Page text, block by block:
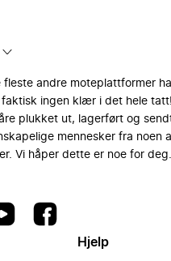
fleste andre moteplattformer
faktisk ingen klær i det hele
plukket ut, lagerført og
mennesker fra noen
Vi håper dette er noe for
Hjelp